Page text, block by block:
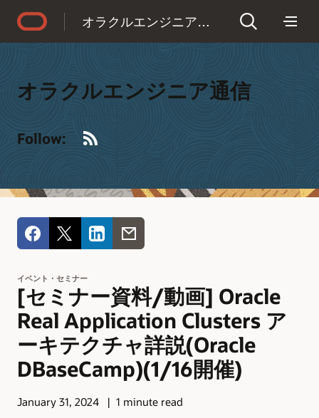
オラクルエンジニア通信
オラクルエンジニア通信
Follow:
イベント・セミナー
[セミナー資料/動画] Oracle
Real Application Clusters ア
ーキテクチャ詳説(Oracle
DBaseCamp)(1/16開催)
January 31, 2024
1 minute read